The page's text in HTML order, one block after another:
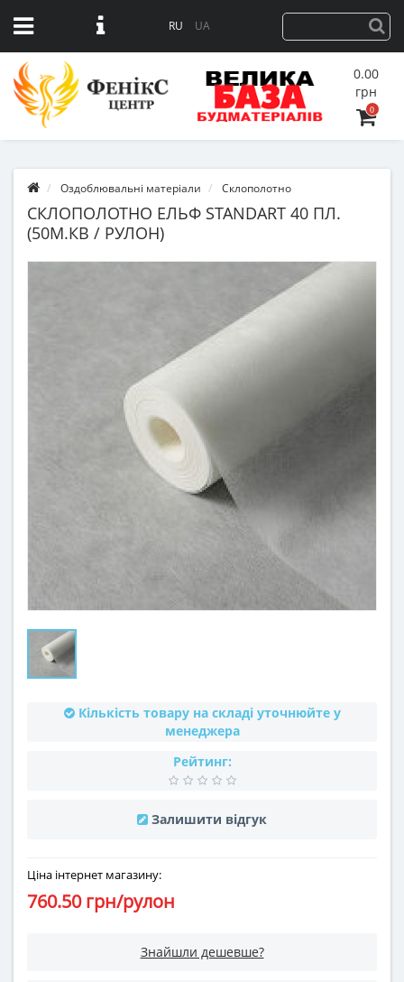
RU UA
0.00
грн
0
Оздоблювальні матеріали Склополотно
СКЛОПОЛОТНО ЕЛЬФ STANDART 40 ПЛ.
(50М.КВ / РУЛОН)
Кількість товару на складі уточнюйте у
менеджера
Рейтинг:
Залишити відгук
Ціна інтернет магазину:
760.50 грн/рулон
Знайшли дешевше?